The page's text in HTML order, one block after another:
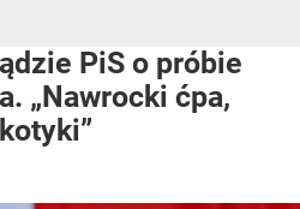
PiS o próbie
„Nawrocki ćpa,